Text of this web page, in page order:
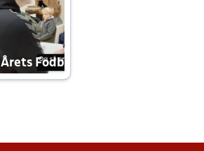
Årets Fodboldklub 2025 mp4